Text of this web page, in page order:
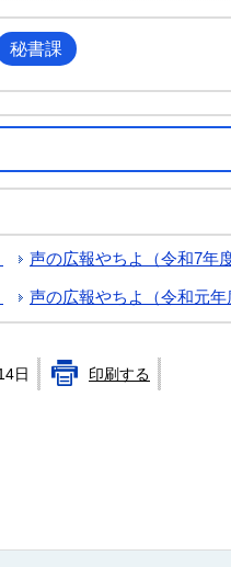
秘書課
声の広報やちよ（令和7年度
声の広報やちよ（令和元年
日 印刷する